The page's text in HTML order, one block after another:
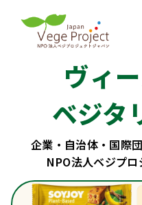
ヴィ
ベジタ
企業・自治体・国際
NPO法人ベジプ